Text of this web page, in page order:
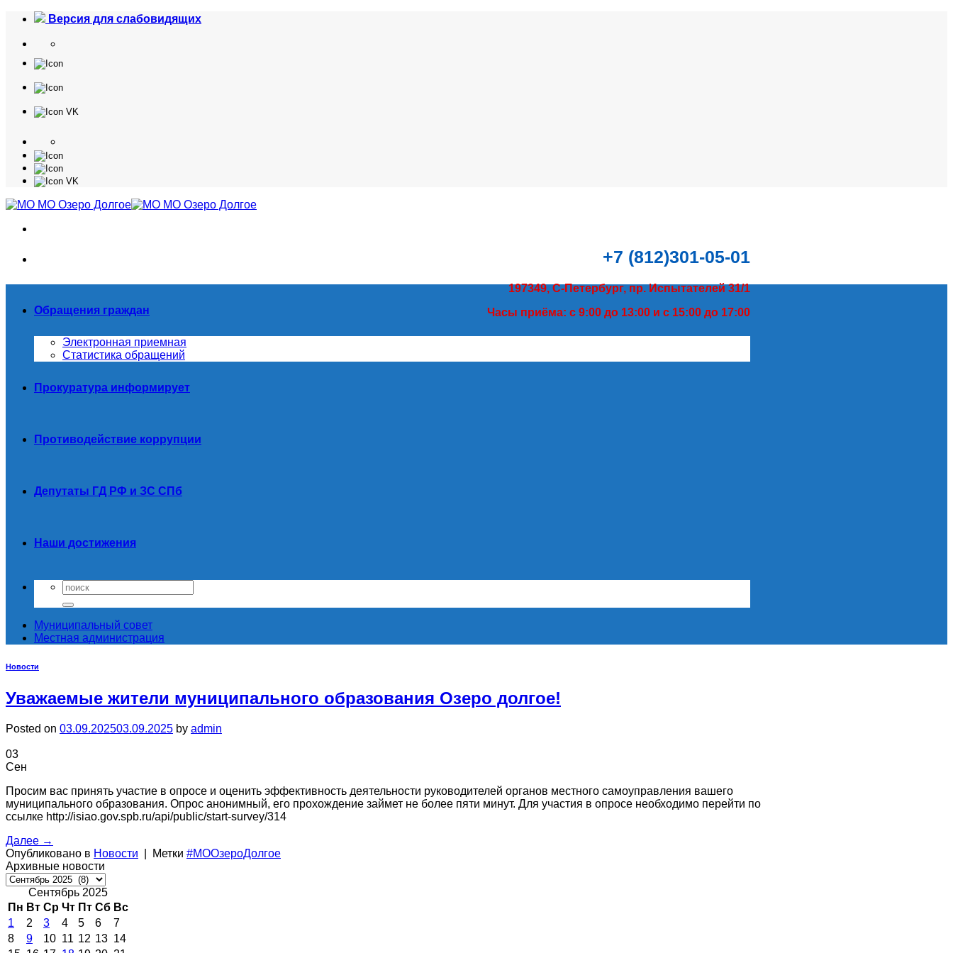
Skip
content
Версия для слабовидящих
+7 (812)301-05-01
197349, С-Петербург, пр. Испытателей 31/1
Часы приёма: с 9:00 до 13:00 и с 15:00 до 17:00
Обращения граждан
Электронная приемная
Статистика обращений
Прокуратура информирует
Противодействие коррупции
Депутаты ГД РФ и ЗС СПб
Наши достижения
Муниципальный совет
Местная администрация
Новости
Уважаемые жители муниципального образования Озеро долгое!
Posted on 03.09.202503.09.2025 by admin
03
Сен
Просим вас принять участие в опросе и оценить эффективность деятельности руководителей органов местного самоуправления вашего
муниципального образования. Опрос анонимный, его прохождение займет не более пяти минут. Для участия в опросе необходимо перейти по
ссылке http://isiao.gov.spb.ru/api/public/start-survey/314
Далее →
Опубликовано в Новости Метки #МООзероДолгое
Архивные новости
Архивные
новостиСентябрь 2025
Пн Вт Ср Чт Пт Сб Вс
1
2 3 4 5 6
7
8
9 10 11 12 13 14